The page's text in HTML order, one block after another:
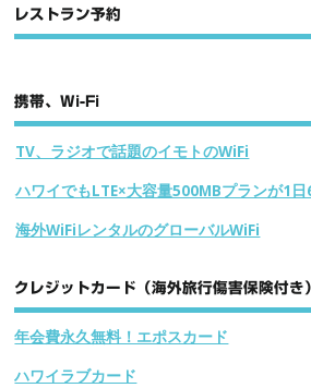
レストラン予約
携帯、Wi-Fi
TV、ラジオで話題のイモトのWiFi
ハワイでもLTE×大容量500MBプランが1日
海外WiFiレンタルのグローバルWiFi
クレジットカード（海外旅行傷害保険付き
年会費永久無料！エポスカード
ハワイラブカード